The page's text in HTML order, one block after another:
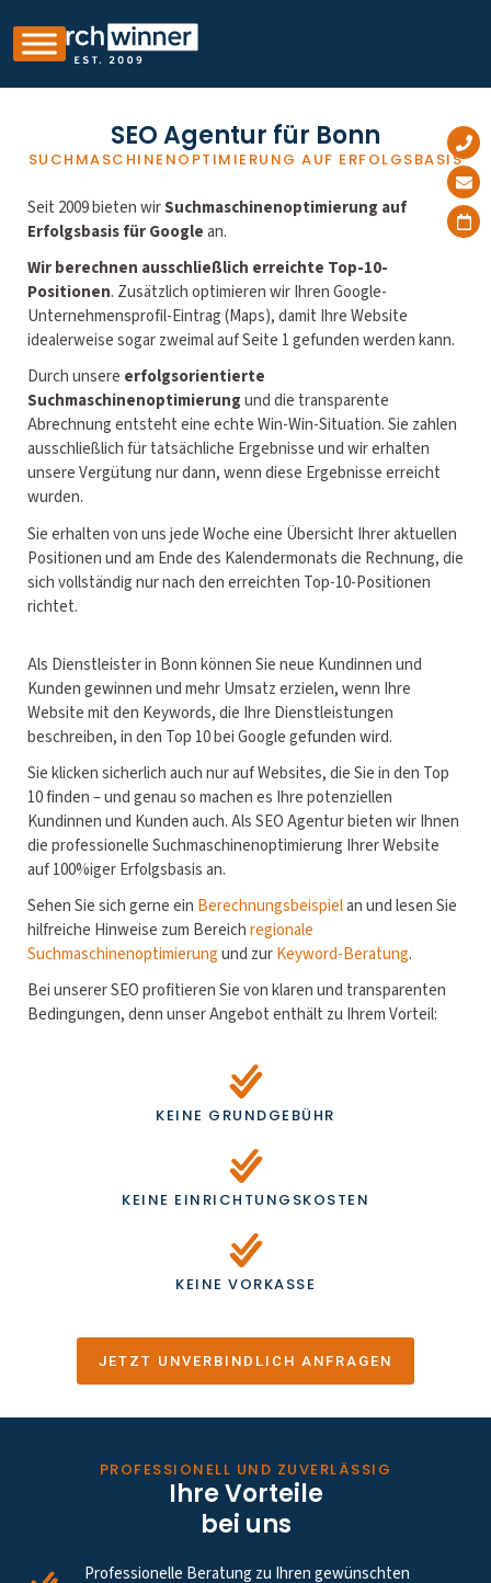
SEO Agentur für Bonn
SUCHMASCHINENOPTIMIERUNG AUF ERFOLGSBASIS
Seit 2009 bieten wirSuchmaschinenoptimierung auf
Erfolgsbasis für Googlean.
Wir berechnen ausschließlich erreichte Top-10-
Positionen. Zusätzlich optimieren wir Ihren Google-
Unternehmensprofil-Eintrag (Maps), damit Ihre Website
idealerweise sogar zweimal auf Seite 1 gefunden werden kann.
Durch unsere erfolgsorientierte
Suchmaschinenoptimierungund die transparente
Abrechnung entsteht eine echte Win-Win-Situation. Sie zahlen
ausschließlich für tatsächliche Ergebnisse und wir erhalten
unsere Vergütung nur dann, wenn diese Ergebnisse erreicht
wurden.
Sie erhalten von uns jede Woche eine Übersicht Ihrer aktuellen
Positionen und am Ende des Kalendermonats die Rechnung, die
sich vollständig nur nach den erreichten Top-10-Positionen
richtet.
Als Dienstleister in Bonn können Sie neue Kundinnen und
Kunden gewinnen und mehr Umsatz erzielen, wenn Ihre
Website mit den Keywords, die Ihre Dienstleistungen
beschreiben, in den Top 10 bei Google gefunden wird.
Sie klicken sicherlich auch nur auf Websites, die Sie in den Top
10 finden – und genau so machen es Ihre potenziellen
Kundinnen und Kunden auch. Als SEO Agentur bieten wir Ihnen
die professionelle Suchmaschinenoptimierung Ihrer Website
auf 100%iger Erfolgsbasis an.
Sehen Sie sich gerne ein Berechnungsbeispielan und lesen Sie
hilfreiche Hinweise zum Bereichregionale
Suchmaschinenoptimierungund zurKeyword-Beratung.
Bei unserer SEO profitieren Sie von klaren und transparenten
Bedingungen, denn unser Angebot enthält zu Ihrem Vorteil:
KEINE GRUNDGEBÜHR
KEINE EINRICHTUNGSKOSTEN
KEINE VORKASSE
JETZT UNVERBINDLICH ANFRAGEN
PROFESSIONELL UND ZUVERLÄSSIG
Ihre Vorteile
bei uns
Professionelle Beratung zu Ihren gewünschten